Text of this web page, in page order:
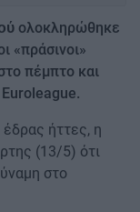
ολοκληρώθηκε
«πράσινοι»
πέμπτο και
Euroleague.
ήττες, η
(13/5) ότι
στο